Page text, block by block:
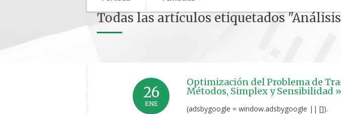
Todas las artículos etiquetados
26
ENE
Optimización del Problema de
Métodos, Simplex y Sensibilidad »
(adsbygoogle = window.adsbygoogle || []).